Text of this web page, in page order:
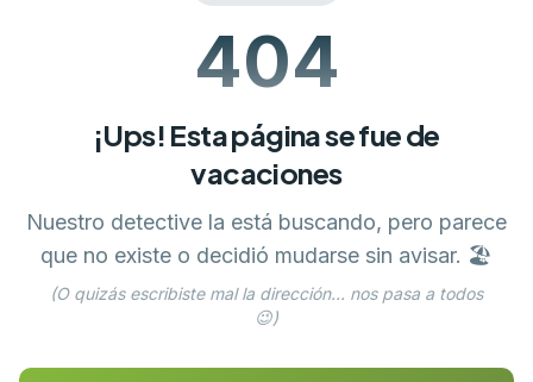
404
¡Ups! Esta página se fue de
vacaciones
Nuestro detective la está buscando, pero parece
que no existe o decidió mudarse sin avisar. 🏖️
(O quizás escribiste mal la dirección... nos pasa a todos
😉)